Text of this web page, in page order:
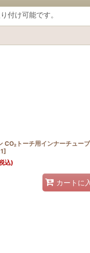
け可能です。
CO₂トーチ用インナーチュ
]
込)
カートに